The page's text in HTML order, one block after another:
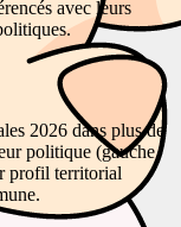
avec leurs
2026 dans plus de
politique (gauche,
profil territorial